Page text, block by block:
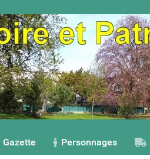
Gazette Personnages